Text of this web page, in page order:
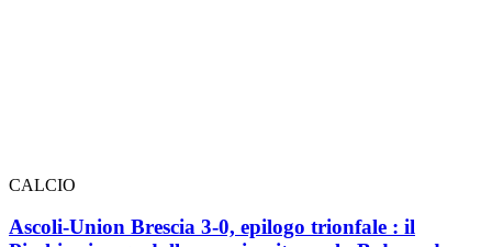
CALCIO
Ascoli-Union Brescia 3-0, epilogo trionfale : il